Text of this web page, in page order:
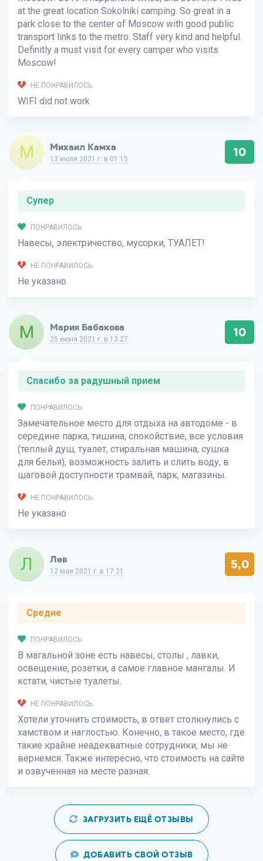
at the great location Sokolniki camping. So great in a
park close to the center of Moscow with good public
transport links to the metro. Staff very kind and helpful.
Definitly a must visit for every camper who visits
Moscow!
НЕ ПОНРАВИЛОСЬ:
WIFI did not work
М Михаил Камха
13 июля 2021 г. в 01:15 10
Супер
ПОНРАВИЛОСЬ:
Навесы, электричество, мусорки, ТУАЛЕТ!
НЕ ПОНРАВИЛОСЬ:
Не указано
М Мария Бабакова
25 июня 2021 г. в 13:27 10
Спасибо за радушный прием
ПОНРАВИЛОСЬ:
Замечательное место для отдыха на автодоме - в
середине парка, тишина, спокойствие, все условия
(теплый душ, туалет, стиральная машина, сушка
для белья), возможность залить и слить воду, в
шаговой доступности трамвай, парк, магазины.
НЕ ПОНРАВИЛОСЬ:
Не указано
Л Лев
12 мая 2021 г. в 17:21 5,0
Средне
ПОНРАВИЛОСЬ:
В магальной зоне есть навесы, столы , лавки,
освещение, розетки, а самое главное мангалы. И
кстати, чистые туалеты.
НЕ ПОНРАВИЛОСЬ:
Хотели уточнить стоимость, в ответ столкнулись с
хамством и наглостью. Конечно, в такое место, где
такие крайне неадекватные сотрудники, мы не
вернемся. Также интересно, что стоимость на сайте
и озвученная на месте разная.
ЗАГРУЗИТЬ ЕЩЁ ОТЗЫВЫ
ДОБАВИТЬ СВОЙ ОТЗЫВ